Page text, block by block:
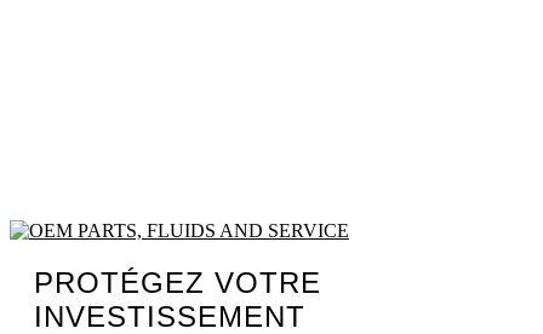
PROTÉGEZ VOTRE
INVESTISSEMENT